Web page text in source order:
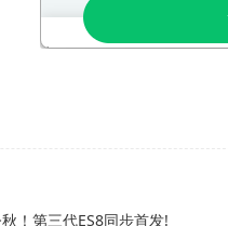
！第三代ES8同步首发!